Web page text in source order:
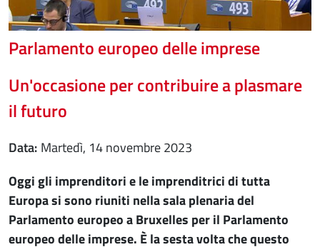
Parlamento europeo delle imprese
Un'occasione per contribuire a plasmare
il futuro
Data
martedì, 14 novembre 2023
Oggi gli imprenditori e le imprenditrici di tutta
Europa si sono riuniti nella sala plenaria del
Parlamento europeo a Bruxelles per il Parlamento
europeo delle imprese. È la sesta volta che questo